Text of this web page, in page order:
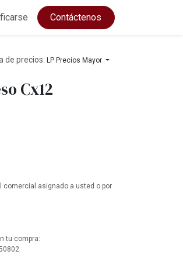
Contáctenos
de precios: LP Precios Mayor
Cx12
comercial asignado a usted o por
tu compra: